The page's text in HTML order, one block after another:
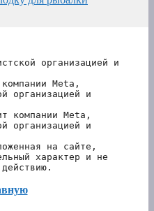
организацией и
Meta,
организацией и
компании Meta,
организацией и
на сайте,
характер и не